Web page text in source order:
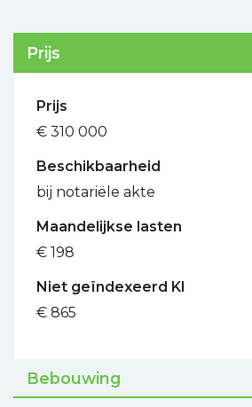
Prijs
Prijs
€ 310 000
Beschikbaarheid
bij notariële akte
Maandelijkse lasten
€ 198
Niet geïndexeerd KI
€ 865
Bebouwing